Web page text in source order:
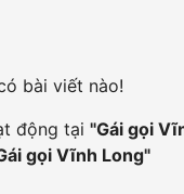
bài viết nào!
động tại "Gái gọi
gọi Vĩnh Long"